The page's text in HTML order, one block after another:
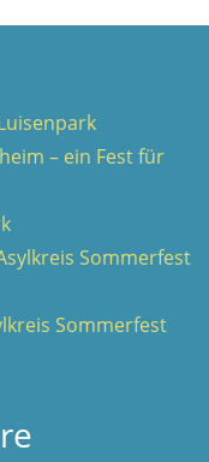
– ein Fest für
Sommerfest
Sommerfest